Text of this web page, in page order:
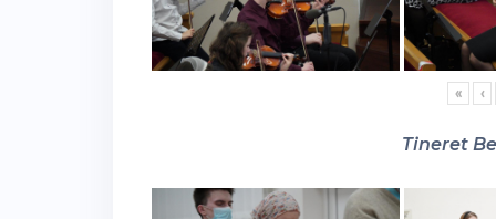
« ‹
Tineret